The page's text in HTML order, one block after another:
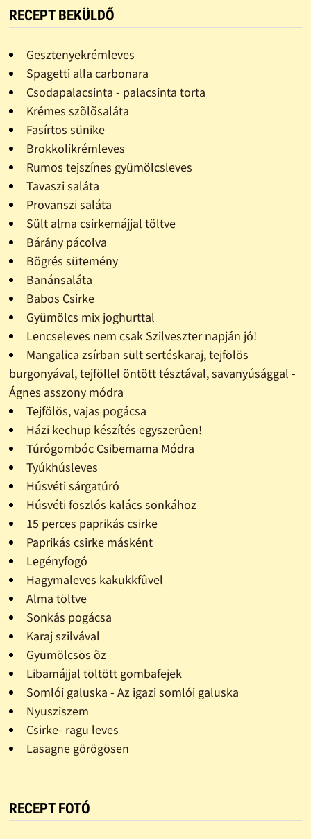
RECEPT BEKÜLDŐ
Gesztenyekrémleves
Spagetti alla carbonara
Csodapalacsinta - palacsinta torta
Krémes szõlõsaláta
Fasírtos sünike
Brokkolikrémleves
Rumos tejszínes gyümölcsleves
Tavaszi saláta
Provanszi saláta
Sült alma csirkemájjal töltve
Bárány pácolva
Bögrés sütemény
Banánsaláta
Babos Csirke
Gyümölcs mix joghurttal
Lencseleves nem csak Szilveszter napján jó!
Mangalica zsírban sült sertéskaraj, tejfölös
burgonyával, tejföllel öntött tésztával, savanyúsággal -
Ágnes asszony módra
Tejfölös, vajas pogácsa
Házi kechup készítés egyszerûen!
Túrógombóc Csibemama Módra
Tyúkhúsleves
Húsvéti sárgatúró
Húsvéti foszlós kalács sonkához
15 perces paprikás csirke
Paprikás csirke másként
Legényfogó
Hagymaleves kakukkfûvel
Alma töltve
Sonkás pogácsa
Karaj szilvával
Gyümölcsös õz
Libamájjal töltött gombafejek
Somlói galuska - Az igazi somlói galuska
Nyusziszem
Csirke- ragu leves
Lasagne görögösen
RECEPT FOTÓ